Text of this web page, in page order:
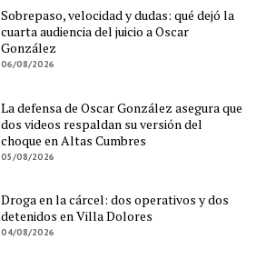
Sobrepaso, velocidad y dudas: qué dejó la
cuarta audiencia del juicio a Oscar
González
06/08/2026
La defensa de Oscar González asegura que
dos videos respaldan su versión del
choque en Altas Cumbres
05/08/2026
Droga en la cárcel: dos operativos y dos
detenidos en Villa Dolores
04/08/2026